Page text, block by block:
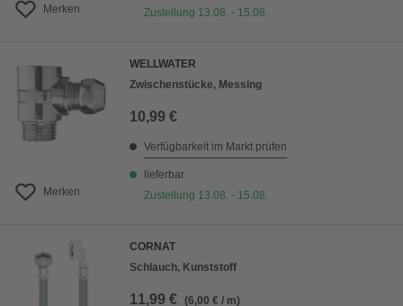
Merken Zustellung 13.08. - 15.08.
Merken
WELLWATER
Zwischenstücke, Messing
10,99 €
Verfügbarkeit im Markt prüfen
lieferbar
Zustellung 13.08. - 15.08.
CORNAT
Schlauch, Kunststoff
11,99 € (6,00 € / m)